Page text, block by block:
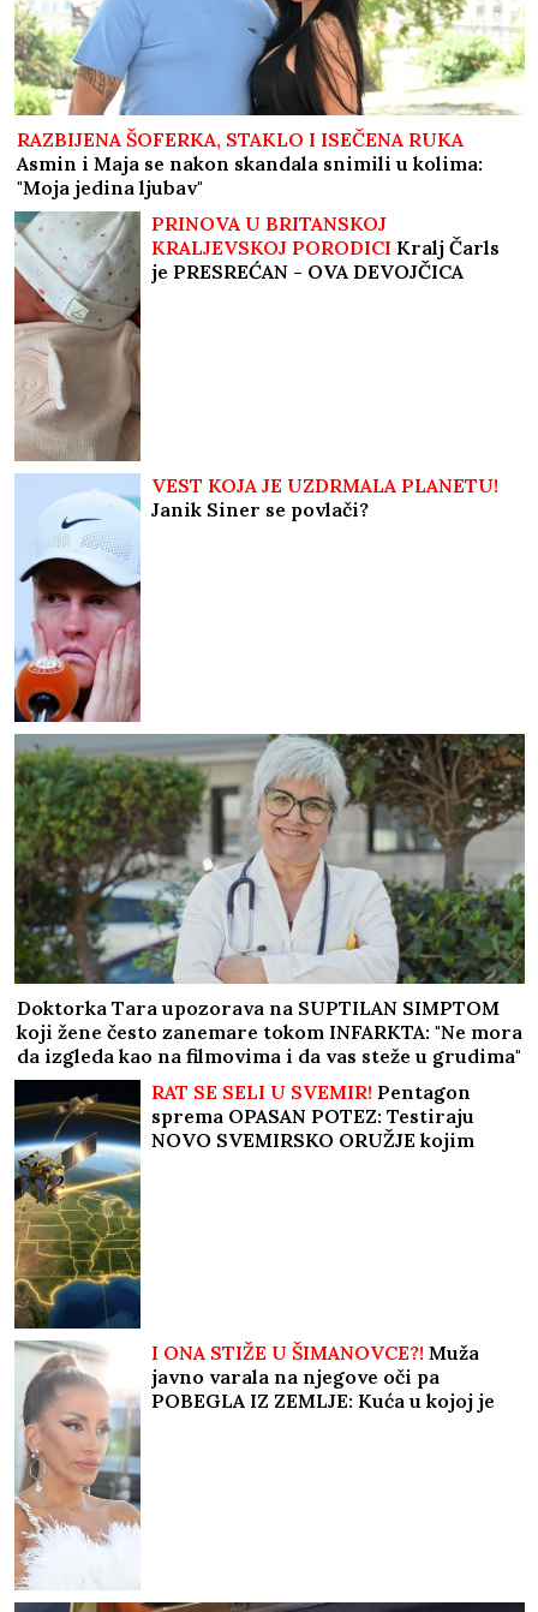
RAZBIJENA ŠOFERKA, STAKLO I ISEČENA RUKA
Asmin i Maja se nakon skandala snimili u kolima:
"Moja jedina ljubav"
PRINOVA U BRITANSKOJ
KRALJEVSKOJ PORODICI Kralj Čarls
je PRESREĆAN - OVA DEVOJČICA
VEST KOJA JE UZDRMALA PLANETU!
Janik Siner se povlači?
Doktorka Tara upozorava na SUPTILAN SIMPTOM
koji žene često zanemare tokom INFARKTA: "Ne mora
da izgleda kao na filmovima i da vas steže u grudima"
RAT SE SELI U SVEMIR! Pentagon
sprema OPASAN POTEZ: Testiraju
NOVO SVEMIRSKO ORUŽJE kojim
I ONA STIŽE U ŠIMANOVCE?! Muža
javno varala na njegove oči pa
POBEGLA IZ ZEMLJE: Kuća u kojoj je